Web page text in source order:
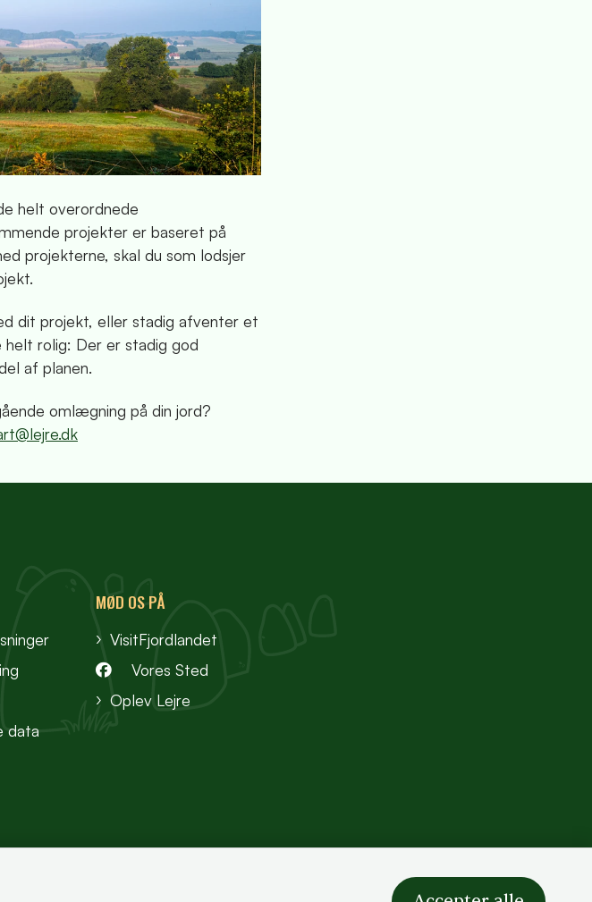
helt overordnede
projekter er baseret på
projekterne, skal du som lodsjer
dit projekt, eller stadig afventer et
rolig: Der er stadig god
af planen.
omlægning på din jord?
data
MØD OS PÅ
VisitFjordlandet
Vores Sted
Oplev Lejre